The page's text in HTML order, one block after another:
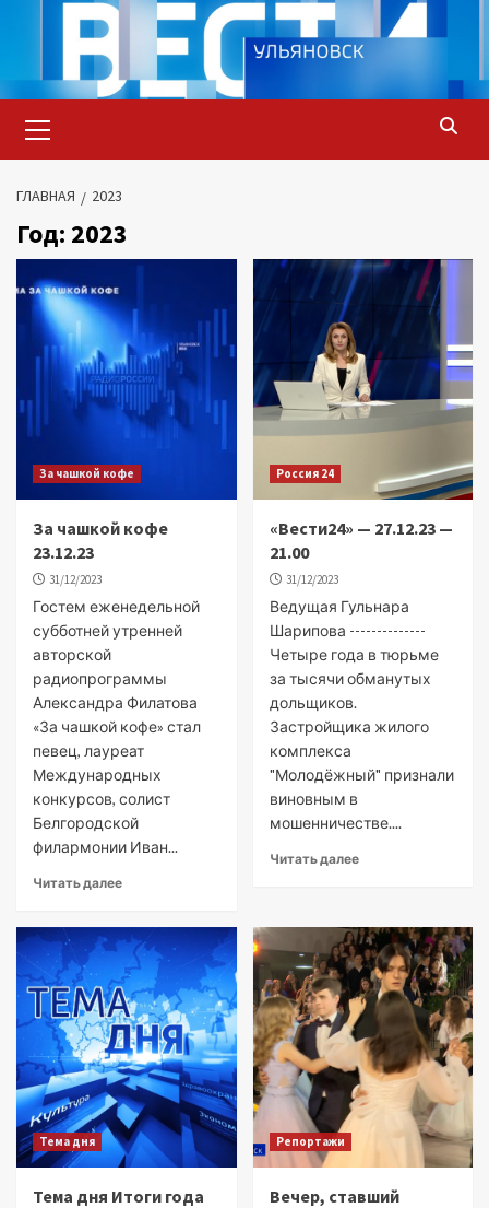
содержимому
меню
ГЛАВНАЯ 2023
Год: 2023
За чашкой кофе
За чашкой кофе
23.12.23
31/12/2023
Гостем еженедельной
субботней утренней
авторской
радиопрограммы
Александра Филатова
«За чашкой кофе» стал
певец, лауреат
Международных
конкурсов, солист
Белгородской
филармонии Иван...
Читать далее
Россия 24
«Вести24» — 27.12.23 —
21.00
31/12/2023
Ведущая Гульнара
Шарипова --------------
Четыре года в тюрьме
за тысячи обманутых
дольщиков.
Застройщика жилого
комплекса
"Молодёжный" признали
виновным в
мошенничестве....
Читать далее
Тема дня
Тема дня Итоги года
Репортажи
Вечер, ставший